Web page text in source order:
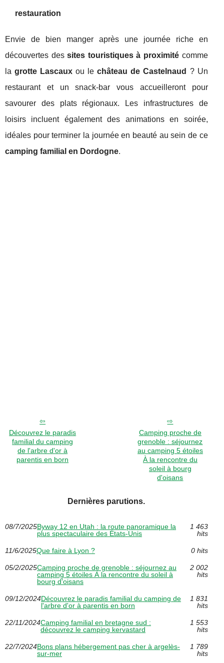
restauration
Envie de bien manger après une journée riche en
découvertes dessites touristiques à proximité comme
lagrotte Lascaux ou lechâteau de Castelnaud ? Un
restaurant et un snack-bar vous accueilleront pour
savourer des plats régionaux. Les infrastructures de
loisirs incluent également des animations en soirée,
idéales pour terminer la journée en beauté au sein de ce
camping familial en Dordogne.
Découvrez le paradis
familial du camping
de l'arbre d'or à
parentis en born
Camping proche de
grenoble : séjournez
au camping 5 étoiles
À la rencontre du
soleil à bourg
d'oisans
Dernières parutions.
08/7/2025Byway 12 en Utah : la route panoramique la
plus spectaculaire des États-Unis
1 463
hits
11/6/2025Que faire à Lyon ? 0 hits
05/2/2025Camping proche de grenoble : séjournez au
camping 5 étoiles À la rencontre du soleil à
bourg d'oisans
2 002
hits
09/12/2024Découvrez le paradis familial du camping de
l'arbre d'or à parentis en born
1 831
hits
22/11/2024Camping familial en bretagne sud :
découvrez le camping kervastard
1 553
hits
22/7/2024Bons plans hébergement pas cher à argelès-
sur-mer
1 789
hits